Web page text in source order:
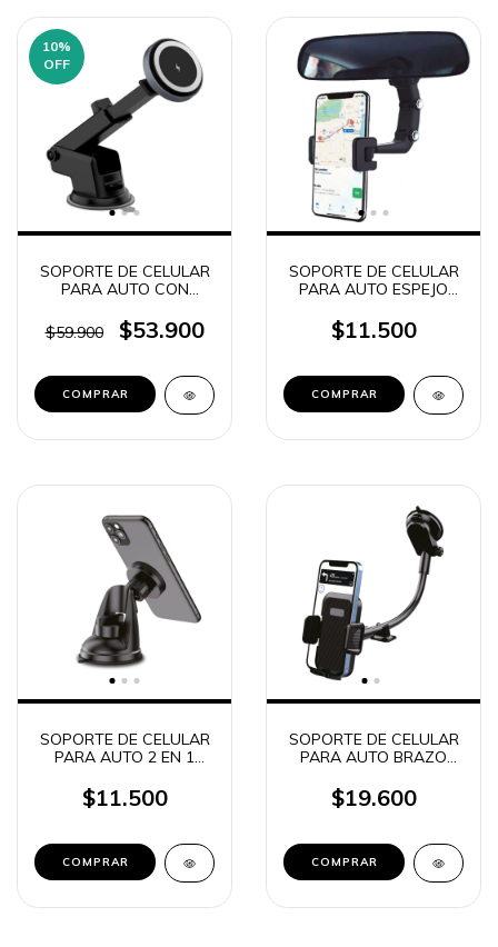
10%
OFF
SOPORTE DE CELULAR
PARA AUTO CON
VENTILETE 2 EN 1 +
CARGADOR
$59.900 $53.900
SOPORTE DE CELULAR
PARA AUTO ESPEJO
MORSA DE AGARRE
ABRAZADERA CAJA
$11.500
SOPORTE DE CELULAR
PARA AUTO 2 EN 1
$11.500
SOPORTE DE CELULAR
PARA AUTO BRAZO
$19.600